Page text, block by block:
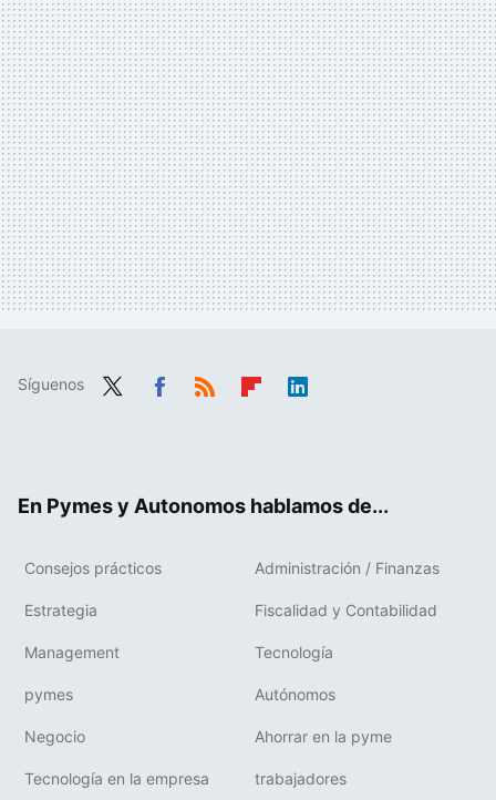
Síguenos
En Pymes y Autonomos hablamos de...
Consejos prácticos Administración / Finanzas
Estrategia Fiscalidad y Contabilidad
Management Tecnología
pymes Autónomos
Negocio Ahorrar en la pyme
Tecnología en la empresa trabajadores